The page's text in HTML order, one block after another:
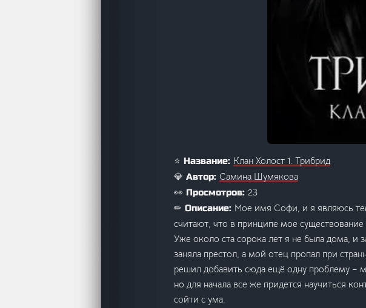
⭐ Название: Клан Холост 1. Трибрид
💎 Автор: Самина Шумякова
👀 Просмотров: 23
✏ Описание: Мое имя Софи, и я являюсь
считают, что в принципе мое
Уже около ста сорока лет я не была дома, и
заняла престол, а мой отец пропал при
решил добавить сюда ещё одну проблему –
но для начала все же придется научиться
сойти с ума.